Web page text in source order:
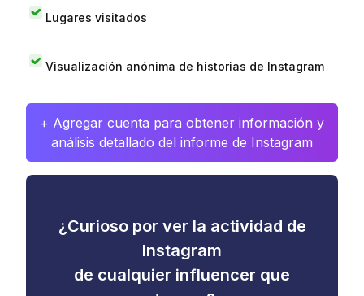
Lugares visitados
Visualización anónima de historias de Instagram
+ Agregar cuenta para obtener información y
análisis detallado del informe de Instagram
¿Curioso por ver la actividad de
Instagram
de cualquier influencer que